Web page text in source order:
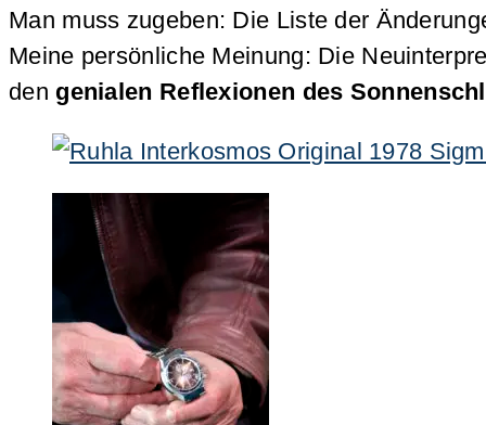
Man muss zugeben: Die Liste der
Meine persönliche Meinung: Die
den genialen Reflexionen des